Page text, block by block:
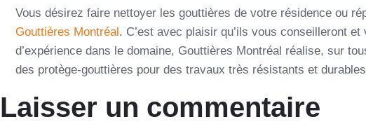
Vous désirez faire nettoyer les gouttières de votre résidence ou
Gouttières Montréal . C’est avec plaisir qu’ils vous conseilleront
d’expérience dans le domaine, Gouttières Montréal réalise, sur
des protège-gouttières pour des travaux très résistants et
Laisser un commentaire